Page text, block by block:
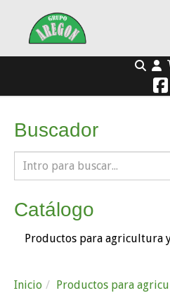
Buscador
Catálogo
Productos para agricultura
Inicio
Productos para